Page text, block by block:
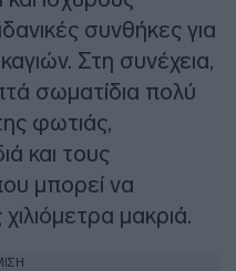
συνθήκες για
Στη συνέχεια,
σωματίδια πολύ
φωτιάς,
και τους
μπορεί να
μακριά.